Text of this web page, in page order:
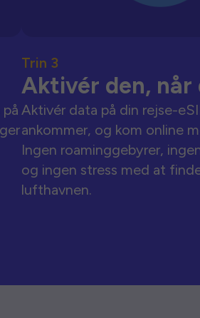
Trin 3
Aktivér den, når
Aktivér data på din rejse-
ankommer, og kom online
Ingen roaminggebyrer,
og ingen stress med at
lufthavnen.